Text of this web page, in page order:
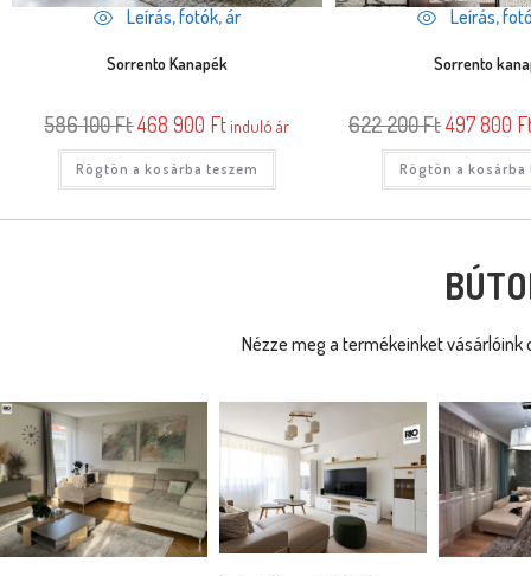
Leírás, fotók, ár
Sorrento Kanapék
586 100Ft468 900 Ftinduló ár
Rögtön a kosárba teszem
Leírás,
Sorrento
622 200Ft497 800
Rögtön a kosárba
Nézze meg a termékeinket